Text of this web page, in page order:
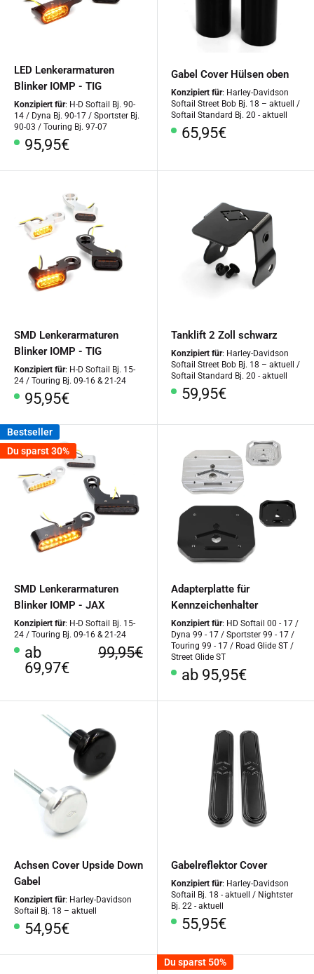
LED Lenkerarmaturen
Blinker IOMP - TIG
Konzipiert für: H-D Softail Bj. 90-
14 / Dyna Bj. 90-17 / Sportster Bj.
90-03 / Touring Bj. 97-07
Sonderpreis
95,95€
Gabel Cover Hülsen oben
Konzipiert für: Harley-Davidson
Softail Street Bob Bj. 18 – aktuell /
Softail Standard Bj. 20 - aktuell
Sonderpreis
65,95€
SMD Lenkerarmaturen
Blinker IOMP - TIG
Konzipiert für: H-D Softail Bj. 15-
24 / Touring Bj. 09-16 & 21-24
Sonderpreis
95,95€
Tanklift 2 Zoll schwarz
Konzipiert für: Harley-Davidson
Softail Street Bob Bj. 18 – aktuell /
Softail Standard Bj. 20 - aktuell
Sonderpreis
59,95€
Bestseller
Du sparst 30%
SMD Lenkerarmaturen
Blinker IOMP - JAX
Konzipiert für: H-D Softail Bj. 15-
24 / Touring Bj. 09-16 & 21-24
Sonderpreis
ab
69,97€
Normalpreis
99,95€
Adapterplatte für
Kennzeichenhalter
Konzipiert für: HD Softail 00 - 17 /
Dyna 99 - 17 / Sportster 99 - 17 /
Touring 99 - 17 / Road Glide ST /
Street Glide ST
Sonderpreis
ab 95,95€
Achsen Cover Upside Down
Gabel
Konzipiert für: Harley-Davidson
Softail Bj. 18 – aktuell
Sonderpreis
54,95€
Gabelreflektor Cover
Konzipiert für: Harley-Davidson
Softail Bj. 18 - aktuell / Nightster
Bj. 22 - aktuell
Sonderpreis
55,95€
Du sparst 50%